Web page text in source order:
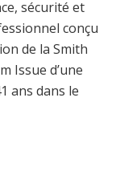
sécurité et
conçu
de la Smith
Issue d’une
ans dans le